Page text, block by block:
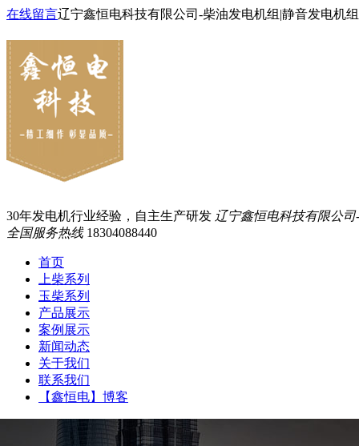
在线留言辽宁鑫恒电科技有限公司-柴油发电机组|静音发电机
30年发电机行业经验，自主生产研发 辽宁鑫恒电科技有限公
全国服务热线 18304088440
首页
上柴系列
玉柴系列
产品展示
案例展示
新闻动态
关于我们
联系我们
【鑫恒电】博客